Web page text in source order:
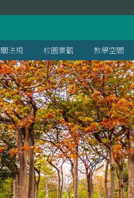
法規 校園景觀 教學空間